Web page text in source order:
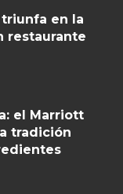
en la
restaurante
el Marriott
tradición